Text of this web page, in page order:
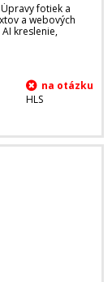
fotiek a
a webových
kreslenie,
HLS